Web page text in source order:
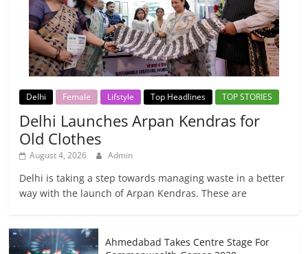
Delhi Female Lifstyle Top Headlines TOP STORIES
Delhi Launches Arpan Kendras for
Old Clothes
August 4, 2026 Admin
Delhi is taking a step towards managing waste in a better
way with the launch of Arpan Kendras. These are
Ahmedabad Takes Centre Stage For